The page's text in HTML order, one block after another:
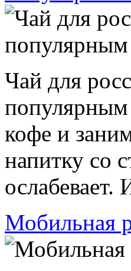
Чай для
кофе и
напитку со
ослабевает.
Мобильная